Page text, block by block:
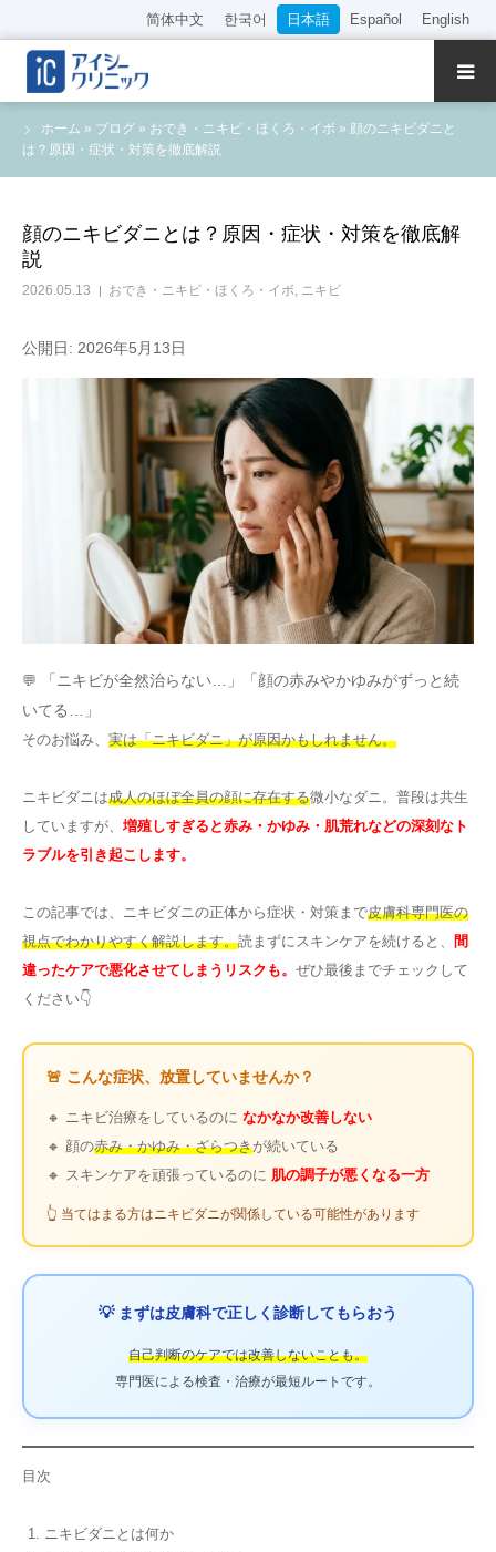
简体中文 한국어 日本語 Español English
ホーム » ブログ » おでき・ニキビ・ほくろ・イボ » 顔のニキビダニと
は？原因・症状・対策を徹底解説
顔のニキビダニとは？原因・症状・対策を徹底解
説
2026.05.13 おでき・ニキビ・ほくろ・イボ, ニキビ
公開日: 2026年5月13日
💬
「ニキビが全然治らない…」「顔の赤みやかゆみがずっと続
いてる…」
そのお悩み、 実は「ニキビダニ」が原因かもしれません。
ニキビダニは成人のほぼ全員の顔に存在する微小なダニ。普段は共生
していますが、 増殖しすぎると赤み・かゆみ・肌荒れなどの深刻なト
ラブルを引き起こします。
この記事では、ニキビダニの正体から症状・対策まで皮膚科専門医の
視点でわかりやすく解説します。読まずにスキンケアを続けると、 間
違ったケアで悪化させてしまうリスクも。 ぜひ最後までチェックして
ください👇
🚨 こんな症状、放置していませんか？
🔸 ニキビ治療をしているのに なかなか改善しない
🔸 顔の赤み・かゆみ・ざらつきが続いている
🔸 スキンケアを頑張っているのに 肌の調子が悪くなる一方
👆 当てはまる方はニキビダニが関係している可能性があります
💡 まずは皮膚科で正しく診断してもらおう
自己判断のケアでは改善しないことも。
専門医による検査・治療が最短ルートです。
目次
ニキビダニとは何か
クリニック紹介
診療内容
WEB予約
料金表
採用情報
その他
言語
简体中文 한국어 日本語 Español
English